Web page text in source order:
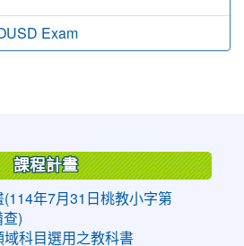
Exam
課程計畫
年7月31日桃教小字第
查)
科目選用之教科書